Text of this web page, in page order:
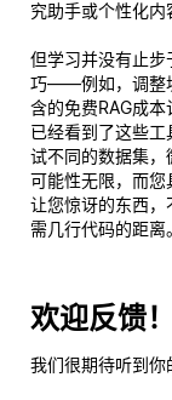
究助手或个性化内
但学习并没有止步
巧——例如，调整
含的免费RAG成
已经看到了这些
试不同的数据集，
可能性无限，而
让您惊讶的东西，
需几行代码的距
欢迎反馈！
我们很期待听到你